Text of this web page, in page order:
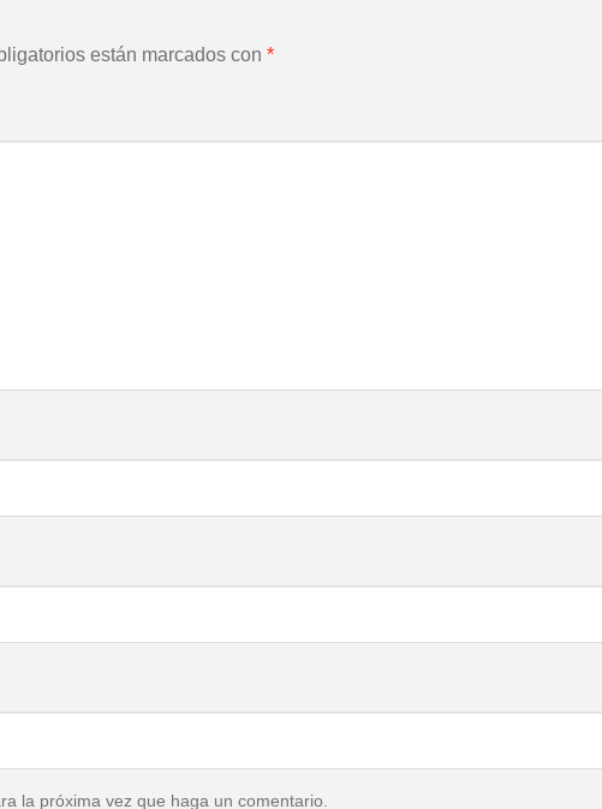
están marcados con *
la próxima vez que haga un comentario.